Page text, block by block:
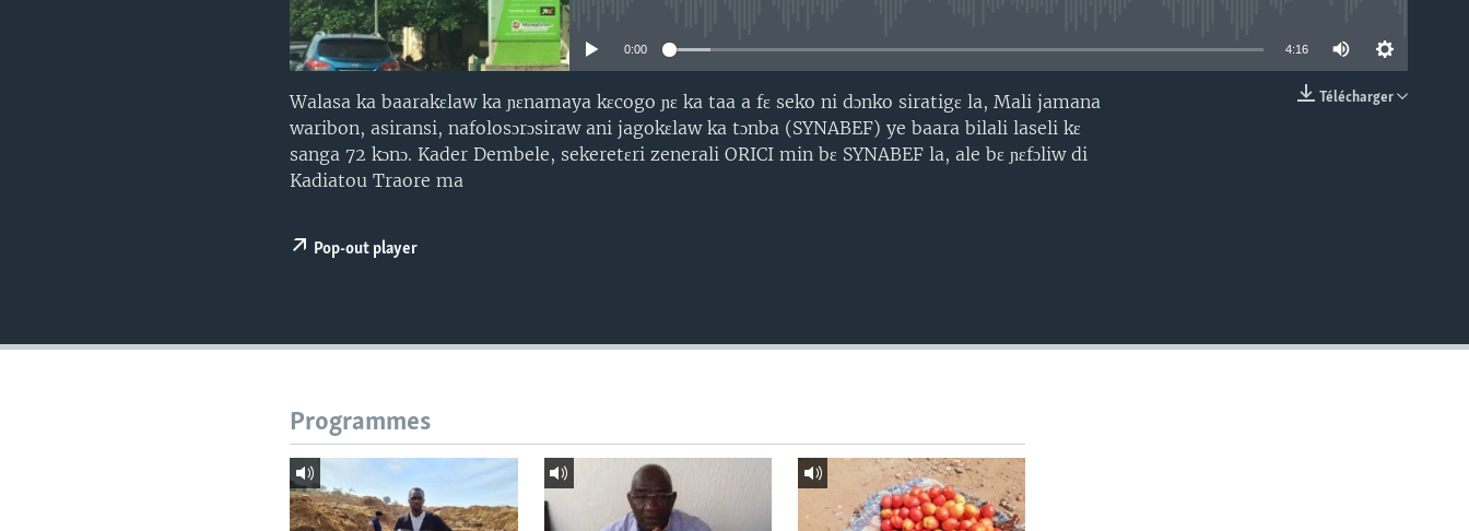
0:00 4:16
Télécharger
Walasa ka baarakɛlaw ka ɲɛnamaya kɛcogo ɲɛ ka taa a fɛ seko ni dɔnko siratigɛ la, Mali jamana
waribon, asiransi, nafolosɔrɔsiraw ani jagokɛlaw ka tɔnba (SYNABEF) ye baara bilali laseli kɛ
sanga 72 kɔnɔ. Kader Dembele, sekeretɛri zenerali ORICI min bɛ SYNABEF la, ale bɛ ɲɛfɔliw di
Kadiatou Traore ma
Pop-out player
Programmes